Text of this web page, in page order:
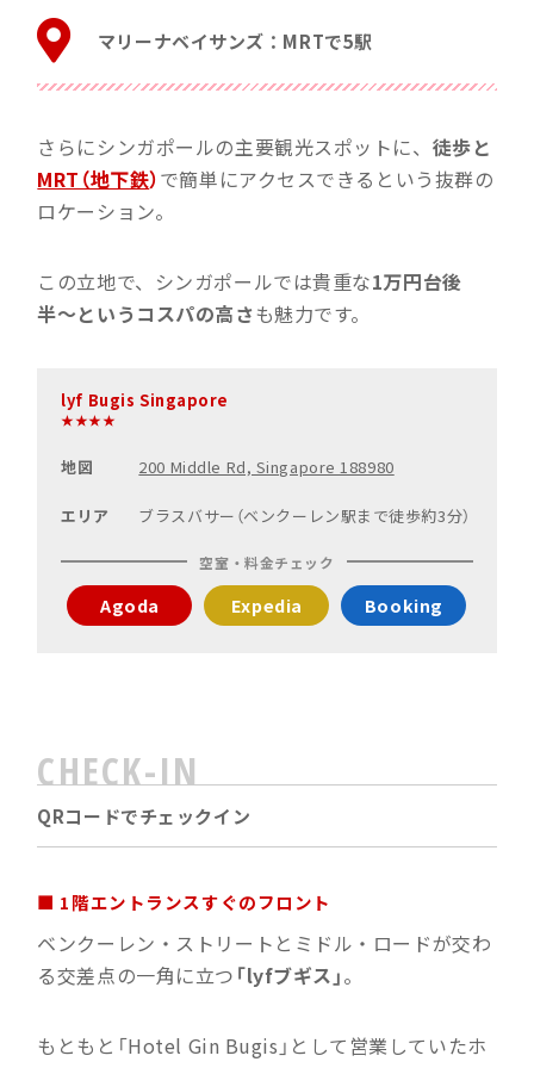
マリーナベイサンズ：MRTで5駅
さらにシンガポールの主要観光スポットに、 徒歩と
MRT（地下鉄）で簡単にアクセスできるという抜群の
ロケーション。
この立地で、シンガポールでは貴重な1万円台後
半〜というコスパの高さも魅力です。
lyf Bugis Singapore
★★★★
地図 200 Middle Rd, Singapore 188980
エリア ブラスバサー（ベンクーレン駅まで徒歩約3分）
空室・料金チェック
Agoda Expedia Booking
CHECK-IN
QRコードでチェックイン
■ 1階エントランスすぐのフロント
ベンクーレン・ストリートとミドル・ロードが交わ
る交差点の一角に立つ 「lyfブギス」。
もともと「Hotel Gin Bugis」として営業していたホ